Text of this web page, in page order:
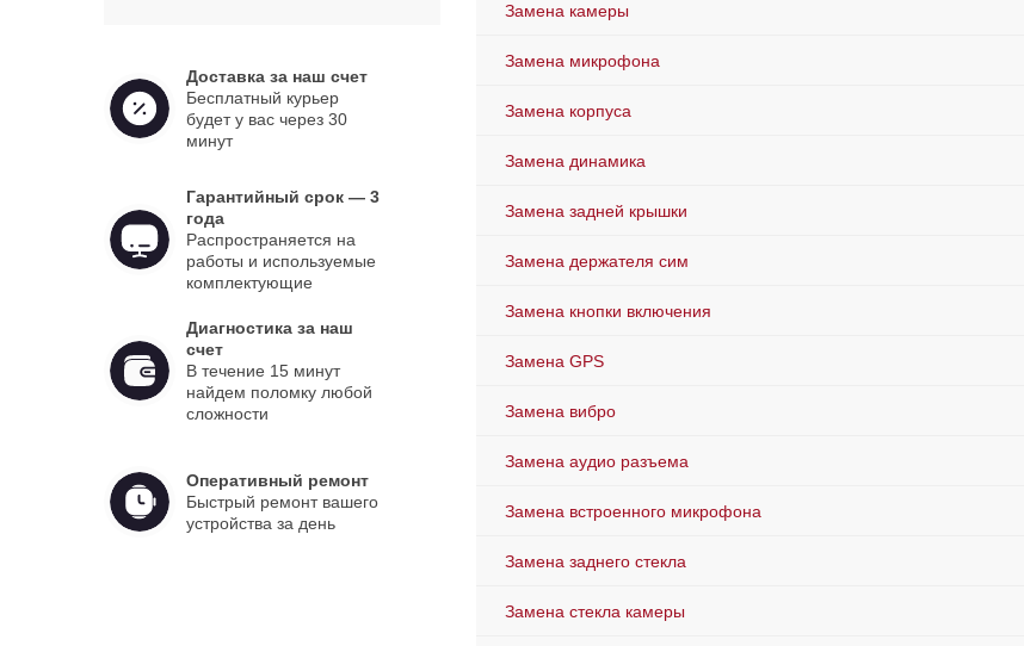
Доставка за наш счет
Бесплатный курьер
будет у вас через 30
минут
Гарантийный срок — 3
года
Распространяется на
работы и используемые
комплектующие
Диагностика за наш
счет
В течение 15 минут
найдем поломку любой
сложности
Оперативный ремонт
Быстрый ремонт вашего
устройства за день
Замена камеры
Замена микрофона
Замена корпуса
Замена динамика
Замена задней крышки
Замена держателя сим
Замена кнопки включения
Замена GPS
Замена вибро
Замена аудио разъема
Замена встроенного микрофона
Замена заднего стекла
Замена стекла камеры